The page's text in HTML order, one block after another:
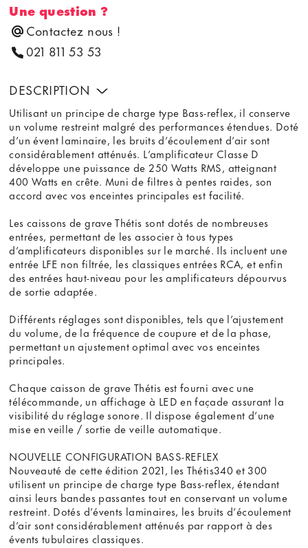
Une question ?
Contactez nous !
021 811 53 53
DESCRIPTION
Utilisant un principe de charge type Bass-reflex, il conserve
un volume restreint malgré des performances étendues. Doté
d’un évent laminaire, les bruits d’écoulement d’air sont
considérablement atténués. L’amplificateur Classe D
développe une puissance de 250 Watts RMS, atteignant
400 Watts en crête. Muni de filtres à pentes raides, son
accord avec vos enceintes principales est facilité.
Les caissons de grave Thétis sont dotés de nombreuses
entrées, permettant de les associer à tous types
d’amplificateurs disponibles sur le marché. Ils incluent une
entrée LFE non filtrée, les classiques entrées RCA, et enfin
des entrées haut-niveau pour les amplificateurs dépourvus
de sortie adaptée.
Différents réglages sont disponibles, tels que l’ajustement
du volume, de la fréquence de coupure et de la phase,
permettant un ajustement optimal avec vos enceintes
principales.
Chaque caisson de grave Thétis est fourni avec une
télécommande, un affichage à LED en façade assurant la
visibilité du réglage sonore. Il dispose également d’une
mise en veille / sortie de veille automatique.
NOUVELLE CONFIGURATION BASS-REFLEX
Nouveauté de cette édition 2021, les Thétis340 et 300
utilisent un principe de charge type Bass-reflex, étendant
ainsi leurs bandes passantes tout en conservant un volume
restreint. Dotés d’évents laminaires, les bruits d’écoulement
d’air sont considérablement atténués par rapport à des
évents tubulaires classiques.